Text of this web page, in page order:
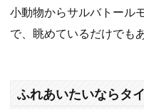
小動物からサルバトール
で、眺めているだけでも
ふれあいたいならタ